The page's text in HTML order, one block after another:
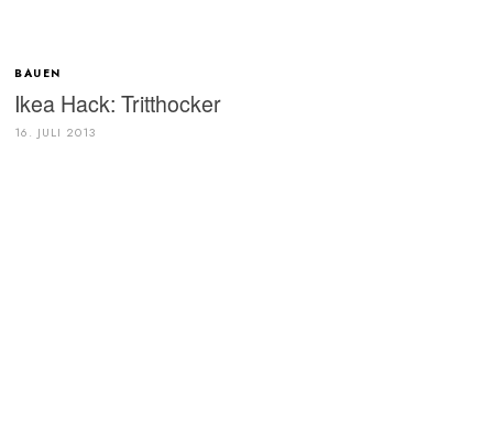
BAUEN
Ikea Hack: Tritthocker
16. JULI 2013